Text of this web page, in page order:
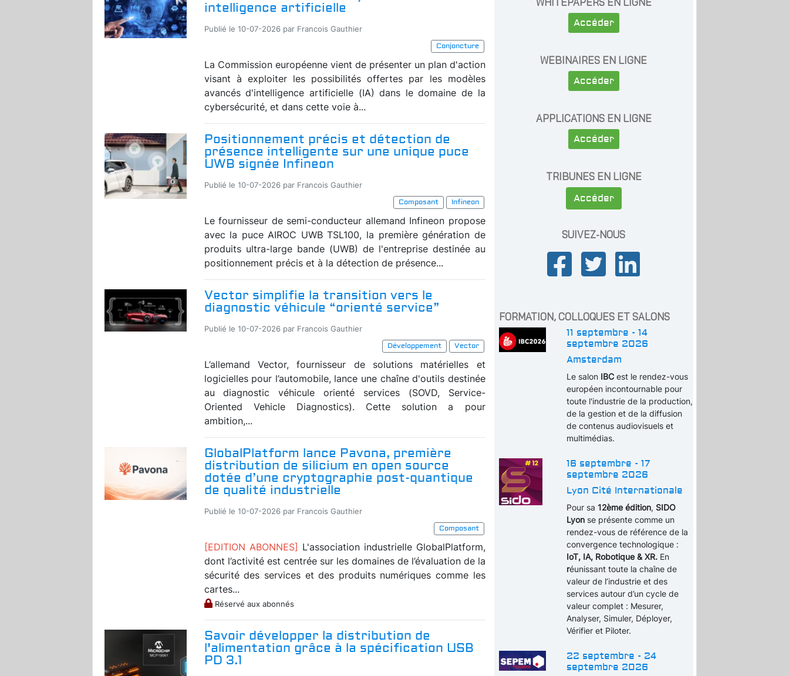
intelligence artificielle
Publié le 10-07-2026 par Francois Gauthier
Conjoncture
La Commission européenne vient de présenter un plan d'action
visant à exploiter les possibilités offertes par les modèles
avancés d'intelligence artificielle (IA) dans le domaine de la
cybersécurité, et dans cette voie à...
Positionnement précis et détection de
présence intelligente sur une unique puce
UWB signée Infineon
Publié le 10-07-2026 par Francois Gauthier
Composant
Infineon
Le fournisseur de semi-conducteur allemand Infineon propose
avec la puce AIROC UWB TSL100, la première génération de
produits ultra-large bande (UWB) de l'entreprise destinée au
positionnement précis et à la détection de présence...
Vector simplifie la transition vers le
diagnostic véhicule “orienté service”
Publié le 10-07-2026 par Francois Gauthier
Développement
Vector
L’allemand Vector, fournisseur de solutions matérielles et
logicielles pour l’automobile, lance une chaîne d'outils destinée
au diagnostic véhicule orienté services (SOVD, Service-
Oriented Vehicle Diagnostics). Cette solution a pour
ambition,...
GlobalPlatform lance Pavona, première
distribution de silicium en open source
dotée d’une cryptographie post-quantique
de qualité industrielle
Publié le 10-07-2026 par Francois Gauthier
Composant
[EDITION ABONNES] L'association industrielle GlobalPlatform,
dont l’activité est centrée sur les domaines de l’évaluation de la
sécurité des services et des produits numériques comme les
cartes...
Réservé aux abonnés
Savoir développer la distribution de
l'alimentation grâce à la spécification USB
PD 3.1
Accéder
WEBINAIRES EN LIGNE
Accéder
APPLICATIONS EN LIGNE
Accéder
TRIBUNES EN LIGNE
Accéder
SUIVEZ-NOUS
FORMATION, COLLOQUES ET SALONS
11 septembre - 14
septembre 2026
Amsterdam
Le salonIBC est le rendez-vous
européen incontournable pour
toute l'industrie de la production,
de la gestion et de la diffusion
de contenus audiovisuels et
multimédias.
16 septembre - 17
septembre 2026
Lyon Cité Internationale
Pour sa 12ème édition, SIDO
Lyonse présente comme un
rendez-vous de référence de la
convergence technologique :
IoT, IA, Robotique & XR. En
réunissant toute la chaîne de
valeur de l’industrie et des
services autour d’un cycle de
valeur complet : Mesurer,
Analyser, Simuler, Déployer,
Vérifier et Piloter.
22 septembre - 24
septembre 2026